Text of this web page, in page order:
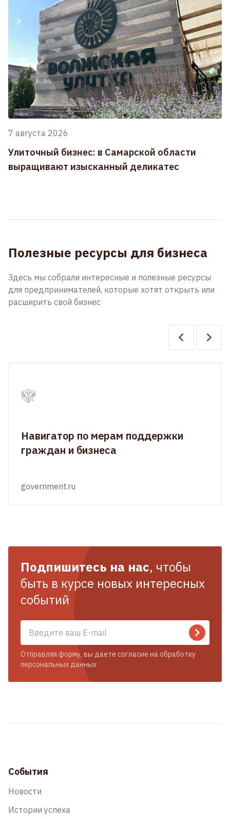
7 августа 2026
Улиточный бизнес: в Самарской области
выращивают изысканный деликатес
Полезные ресурсы для бизнеса
Здесь мы собрали интересные и полезные ресурсы
для предпринимателей, которые хотят открыть или
расширить свой бизнес
Навигатор по мерам поддержки
граждан и бизнеса
government.ru
Подпишитесь на нас, чтобы
быть в курсе новых интересных
событий
Отправляя форму, вы даете согласие на обработку
персональных данных
События
Новости
Истории успеха